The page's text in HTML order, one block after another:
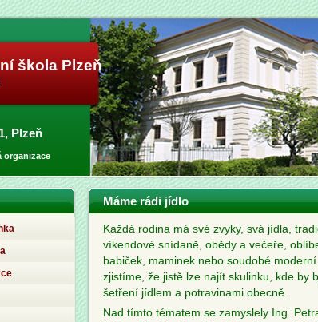
škola Plzeň
Plzeň
organizace
Máme rádi jídlo
Každá rodina má své zvyky, svá jídla,
víkendové snídaně, obědy a večeře,
babiček, maminek nebo soudobé
zjistíme, že jistě lze najít skulinku, kde by
šetření jídlem a potravinami obecně.
Nad tímto tématem se zamyslely Ing.